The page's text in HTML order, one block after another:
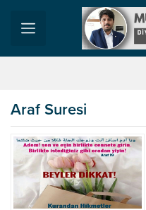
Araf Suresi